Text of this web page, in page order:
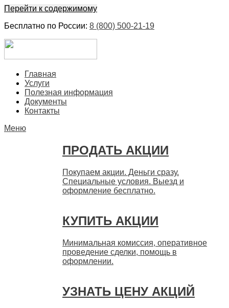
Перейти к содержимому
Бесплатно по России: 8 (800) 500-21-19
БыстроГлавная
Услуги
Полезная информация
Документы
Контакты
Меню
ПРОДАТЬ АКЦИИ
Покупаем акции. Деньги сразу.
Специальные условия. Выезд и
оформление бесплатно.
КУПИТЬ АКЦИИ
Минимальная комиссия, оперативное
проведение сделки, помощь в
оформлении.
УЗНАТЬ ЦЕНУ АКЦИЙ